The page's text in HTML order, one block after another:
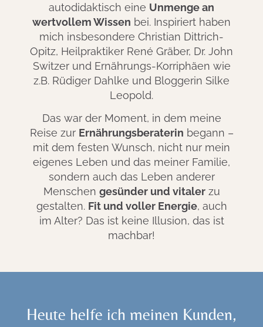
autodidaktisch eine Unmenge an
wertvollem Wissen bei. Inspiriert haben
mich insbesondere Christian Dittrich-
Opitz, Heilpraktiker René Gräber, Dr. John
Switzer und Ernährungs-Korriphäen wie
z.B. Rüdiger Dahlke und Bloggerin Silke
Leopold.
Das war der Moment, in dem meine
Reise zur Ernährungsberaterin begann –
mit dem festen Wunsch, nicht nur mein
eigenes Leben und das meiner Familie,
sondern auch das Leben anderer
Menschen gesünder und vitalerzu
gestalten. Fit und voller Energie, auch
im Alter? Das ist keine Illusion, das ist
machbar!
Heute helfe ich meinen Kunden,